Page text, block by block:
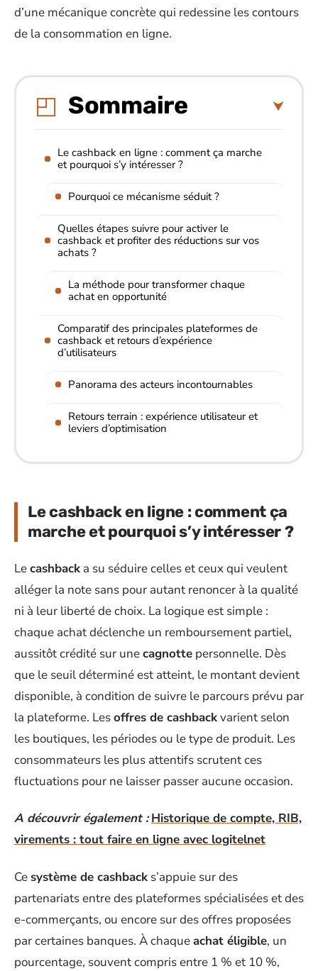
d’une mécanique concrète qui redessine les contours
de la consommation en ligne.
Sommaire
Le cashback en ligne : comment ça marche
et pourquoi s’y intéresser ?
Pourquoi ce mécanisme séduit ?
Quelles étapes suivre pour activer le
cashback et profiter des réductions sur vos
achats ?
La méthode pour transformer chaque
achat en opportunité
Comparatif des principales plateformes de
cashback et retours d’expérience
d’utilisateurs
Panorama des acteurs incontournables
Retours terrain : expérience utilisateur et
leviers d’optimisation
Le cashback en ligne : comment ça
marche et pourquoi s’y intéresser ?
Lecashback a su séduire celles et ceux qui veulent
alléger la note sans pour autant renoncer à la qualité
ni à leur liberté de choix. La logique est simple :
chaque achat déclenche un remboursement partiel,
aussitôt crédité sur unecagnotte personnelle. Dès
que le seuil déterminé est atteint, le montant devient
disponible, à condition de suivre le parcours prévu par
la plateforme. Lesoffres de cashbackvarient selon
les boutiques, les périodes ou le type de produit. Les
consommateurs les plus attentifs scrutent ces
fluctuations pour ne laisser passer aucune occasion.
A découvrir également : Historique de compte, RIB,
virements : tout faire en ligne avec logitelnet
Ce système de cashback s’appuie sur des
partenariats entre des plateformes spécialisées et des
e-commerçants, ou encore sur des offres proposées
par certaines banques. À chaqueachat éligible, un
pourcentage, souvent compris entre 1 % et 10 %,